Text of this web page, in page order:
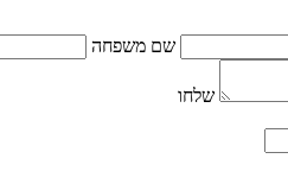
שם משפחה
שלחו